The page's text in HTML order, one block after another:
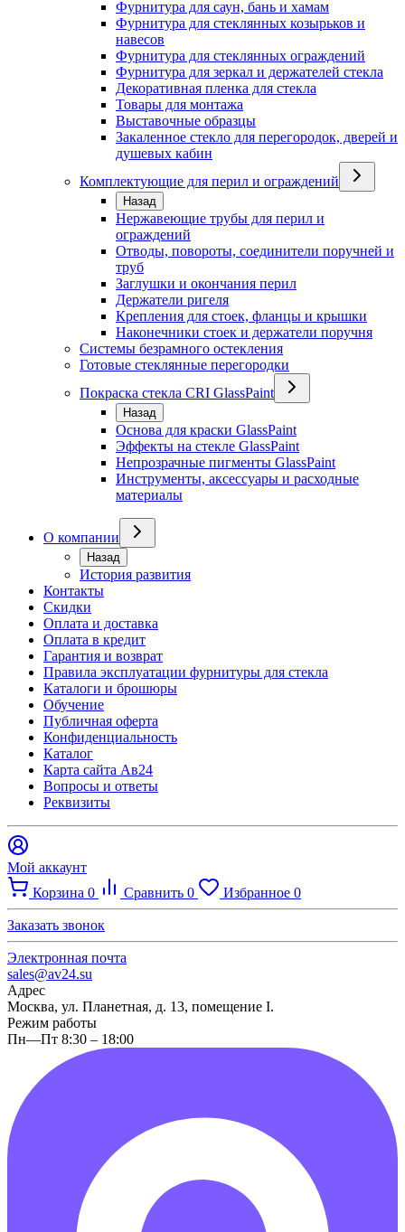
Фурнитура для саун, бань и хамам
Фурнитура для стеклянных козырьков и
навесов
Фурнитура для стеклянных ограждений
Фурнитура для зеркал и держателей стекла
Декоративная пленка для стекла
Товары для монтажа
Выставочные образцы
Закаленное стекло для перегородок, дверей и
душевых кабин
Комплектующие для перил и ограждений
Назад
Нержавеющие трубы для перил и
ограждений
Отводы, повороты, соединители поручней и
труб
Заглушки и окончания перил
Держатели ригеля
Крепления для стоек, фланцы и крышки
Наконечники стоек и держатели поручня
Системы безрамного остекления
Готовые стеклянные перегородки
Покраска стекла CRI GlassPaint
Назад
Основа для краски GlassPaint
Эффекты на стекле GlassPaint
Непрозрачные пигменты GlassPaint
Инструменты, аксессуары и расходные
материалы
О компании
Назад
История развития
Контакты
Скидки
Оплата и доставка
Оплата в кредит
Гарантия и возврат
Правила эксплуатации фурнитуры для стекла
Каталоги и брошюры
Обучение
Публичная оферта
Конфиденциальность
Каталог
Карта сайта Ав24
Вопросы и ответы
Реквизиты
Мой аккаунт
Корзина 0 Сравнить 0 Избранное 0
Заказать звонок
Электронная почта
sales@av24.su
Адрес
Москва, ул. Планетная, д. 13, помещение I.
Режим работы
Пн—Пт 8:30 – 18:00